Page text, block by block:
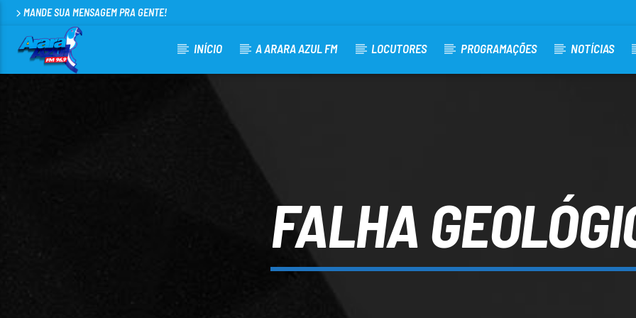
MANDE SUA MENSAGEM PRA GENTE!
INÍCIO A ARARA AZUL FM LOCUTORES PROGRAMAÇÕES NOTÍCIAS
FALHA